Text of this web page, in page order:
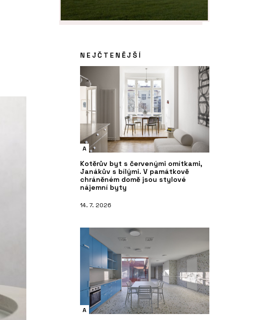
NEJČTENĚJŠÍ
A
Kotěrův byt s červenými omítkami,
Janákův s bílými. V památkově
chráněném domě jsou stylové
nájemní byty
14. 7. 2026
A